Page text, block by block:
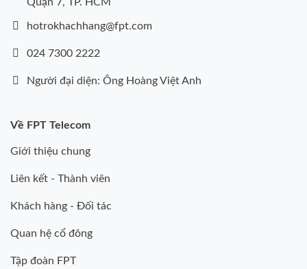
hotrokhachhang@fpt.com
024 7300 2222
Người đại diện: Ông Hoàng Việt Anh
Về FPT Telecom
Giới thiệu chung
Liên kết - Thành viên
Khách hàng - Đối tác
Quan hệ cổ đông
Tập đoàn FPT